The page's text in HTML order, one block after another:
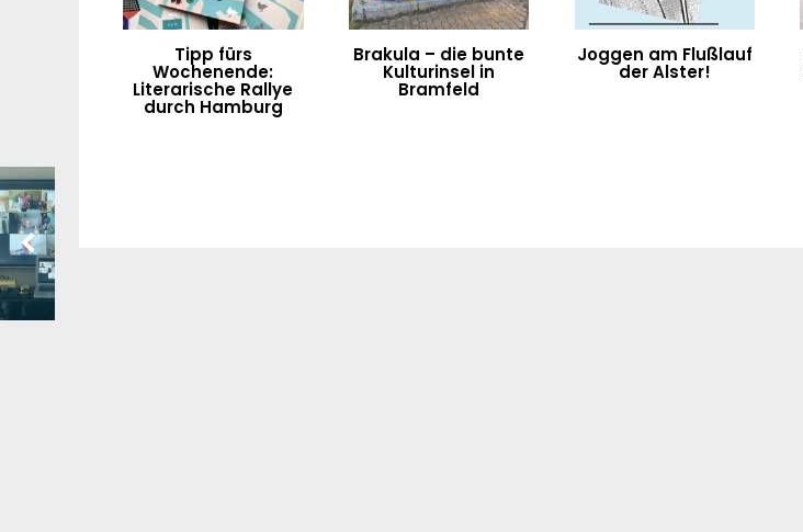
Tipp fürs
Wochenende:
Literarische Rallye
durch Hamburg
Brakula – die bunte
Kulturinsel in
Bramfeld
Joggen am Flußlauf
der Alster!